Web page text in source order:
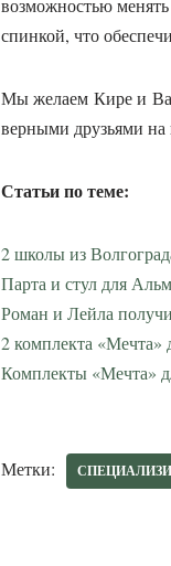
возможностью
спинкой, что
Мы желаем Кире и
верными друзьями на
Статьи по теме:
2 школы из
Парта и стул для
Роман и Лейла
2 комплекта
Комплекты «Мечта»
Метки: